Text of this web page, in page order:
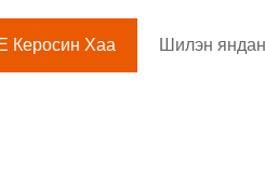
Керосин Хаа Шилэн